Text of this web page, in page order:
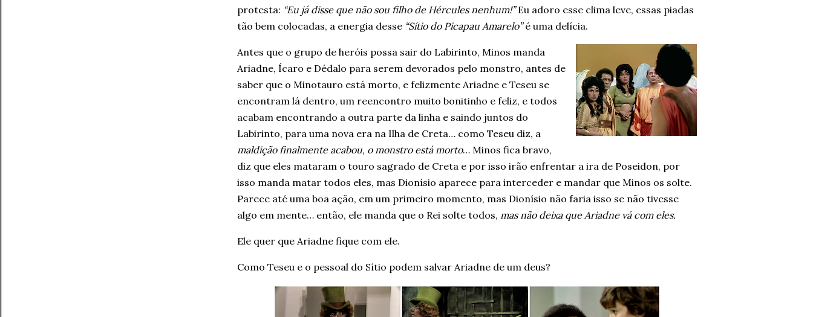
protesta: “Eu já disse que não sou filho de Hércules nenhum!”Eu adoro esse clima leve, essas piadas
tão bem colocadas, a energia desse “Sítio do Picapau Amarelo”é uma delícia.
Antes que o grupo de heróis possa sair do Labirinto, Minos manda
Ariadne, Ícaro e Dédalo para serem devorados pelo monstro, antes de
saber que o Minotauro está morto, e felizmente Ariadne e Teseu se
encontram lá dentro, um reencontro muito bonitinho e feliz, e todos
acabam encontrando a outra parte da linha e saindo juntos do
Labirinto, para uma nova era na Ilha de Creta… como Teseu diz, a
maldição finalmente acabou, o monstro está morto… Minos fica bravo,
diz que eles mataram o touro sagrado de Creta e por isso irão enfrentar a ira de Poseidon, por
isso manda matar todos eles, mas Dionísio aparece para interceder e mandar que Minos os solte.
Parece até uma boa ação, em um primeiro momento, mas Dionísio não faria isso se não tivesse
algo em mente… então, ele manda que o Rei solte todos, mas não deixa que Ariadne vá com eles.
Ele quer que Ariadne fique com ele.
Como Teseu e o pessoal do Sítio podem salvar Ariadne de um deus?